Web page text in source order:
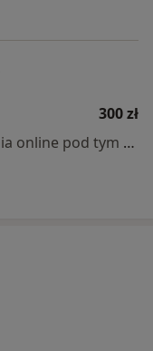
300 zł
Specjalista nie oferuje umawiania online pod tym adresem.